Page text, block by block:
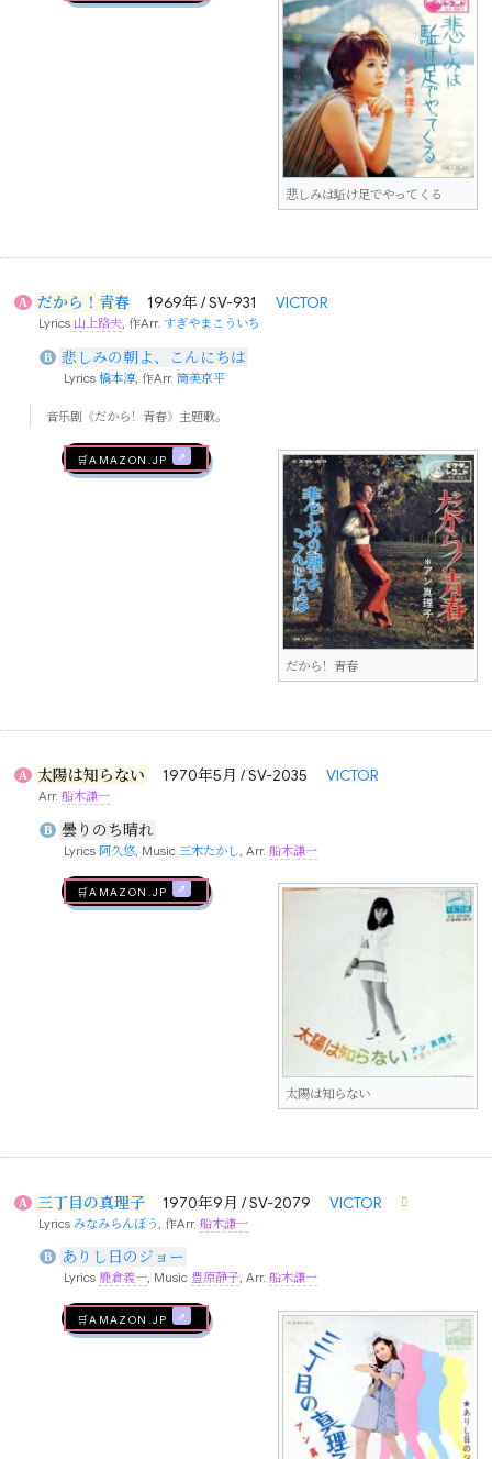
悲しみは駈け足でやってくる
A だから！青春 1969年 / SV-931 VICTOR
Lyrics 山上路夫, 作Arr. すぎやまこういち
B 悲しみの朝よ、こんにちは
Lyrics 橋本淳, 作Arr. 筒美京平
音乐剧《だから！青春》主题歌。
だから！青春
🛒AMAZON.jp
A 太陽は知らない 1970年5月 / SV-2035 VICTOR
Arr.船木謙一
B 曇りのち晴れ
Lyrics 阿久悠, Music 三木たかし , Arr. 船木謙一
太陽は知らない
🛒AMAZON.jp
A 三丁目の真理子 1970年9月 / SV-2079 VICTOR
Lyrics みなみらんぼう , 作Arr.船木謙一
B ありし日のジョー
Lyrics 鹿倉義一, Music 豊原静子, Arr. 船木謙一
🛒AMAZON.jp